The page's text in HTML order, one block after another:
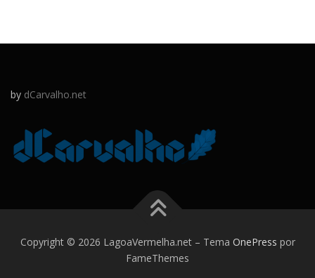
by dCarvalho.net
Copyright © 2026 LagoaVermelha.net – Tema OnePress por
FameThemes